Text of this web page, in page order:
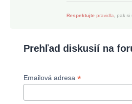
Respektujte pravidla , pak
Prehľad diskusií na
Emailová adresa*